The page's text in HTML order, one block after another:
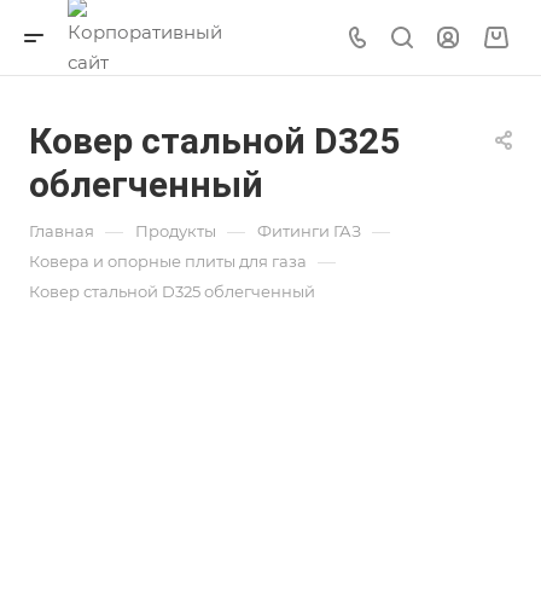
Ковер стальной D325
облегченный
Главная — Продукты — Фитинги ГАЗ —
Ковера и опорные плиты для газа —
Ковер стальной D325 облегченный